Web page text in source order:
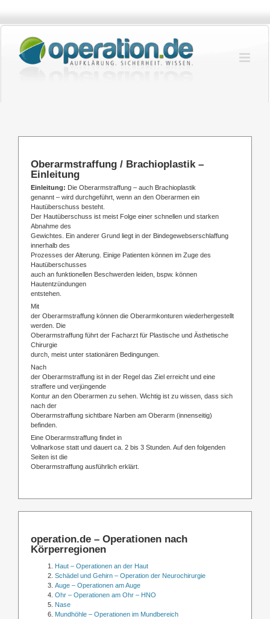
springen
Oberarmstraffung / Brachioplastik –
Einleitung
Einleitung: Die Oberarmstraffung – auch Brachioplastik
genannt – wird durchgeführt, wenn an den Oberarmen ein
Hautüberschuss besteht.
Der Hautüberschuss ist meist Folge einer schnellen und starken
Abnahme des
Gewichtes. Ein anderer Grund liegt in der Bindegewebserschlaffung
innerhalb des
Prozesses der Alterung. Einige Patienten können im Zuge des
Hautüberschusses
auch an funktionellen Beschwerden leiden, bspw. können
Hautentzündungen
entstehen.
Mit
der Oberarmstraffung können die Oberarmkonturen wiederhergestellt
werden. Die
Oberarmstraffung führt der Facharzt für Plastische und Ästhetische
Chirurgie
durch, meist unter stationären Bedingungen.
Nach
der Oberarmstraffung ist in der Regel das Ziel erreicht und eine
straffere und verjüngende
Kontur an den Oberarmen zu sehen. Wichtig ist zu wissen, dass sich
nach der
Oberarmstraffung sichtbare Narben am Oberarm (innenseitig)
befinden.
Eine Oberarmstraffung findet in
Vollnarkose statt und dauert ca. 2 bis 3 Stunden. Auf den folgenden
Seiten ist die
Oberarmstraffung ausführlich erklärt.
operation.de – Operationen nach
Körperregionen
Haut – Operationen an der Haut
Schädel und Gehirn – Operation der Neurochirurgie
Auge – Operationen am Auge
Ohr – Operationen am Ohr – HNO
Nase
Mundhöhle – Operationen im Mundbereich